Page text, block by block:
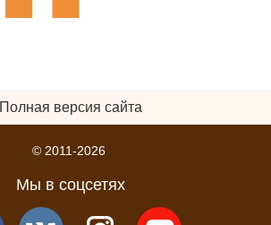
Полная версия сайта
© 2011-2026
Мы в соцсетях